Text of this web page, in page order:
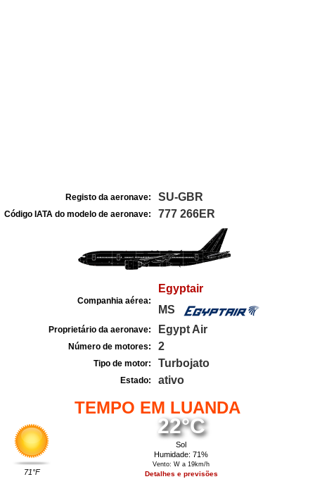
Registo da aeronave: SU-GBR
Código IATA do modelo de aeronave: 777 266ER
Companhia aérea:
Egyptair
MS
Proprietário da aeronave: Egypt Air
Número de motores: 2
Tipo de motor: Turbojato
Estado: ativo
TEMPO EM LUANDA
71°F
22°C
Sol
Humidade: 71%
Vento: W a 19km/h
Detalhes e previsões